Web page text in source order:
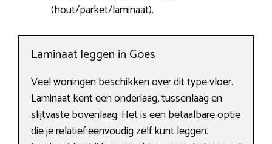
(hout/parket/laminaat).
Laminaat leggen in Goes
Veel woningen beschikken over dit type vloer.
Laminaat kent een onderlaag, tussenlaag en
slijtvaste bovenlaag. Het is een betaalbare optie
die je relatief eenvoudig zelf kunt leggen.